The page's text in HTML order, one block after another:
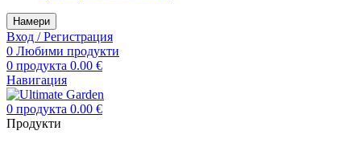
Намери
Вход / Регистрация
0 Любими продукти
0 продукта 0.00 €
Навигация
0 продукта 0.00 €
Продукти